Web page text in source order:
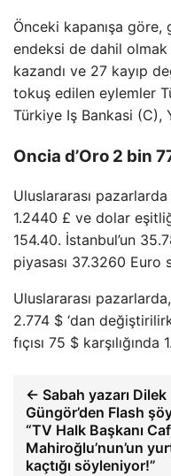
Önceki kapanışa göre,
endeksi de dahil olmak
kazandı ve 27 kayıp
tokuş edilen eylemler
Türkiye Iş Bankasi (C),
Oncia d’Oro 2 bin
Uluslararası
1.2440 £ ve dolar
154.40. İstanbul’un
piyasası 37.3260 Euro
Uluslararası
2.774 $ ‘dan
fıçısı 75 $ karşılığında
← Sabah yazarı Dilek
Güngör’den Flash
“TV Halk Başkanı
Mahiroğlu’nun’un
kaçtığı söyleniyor!”